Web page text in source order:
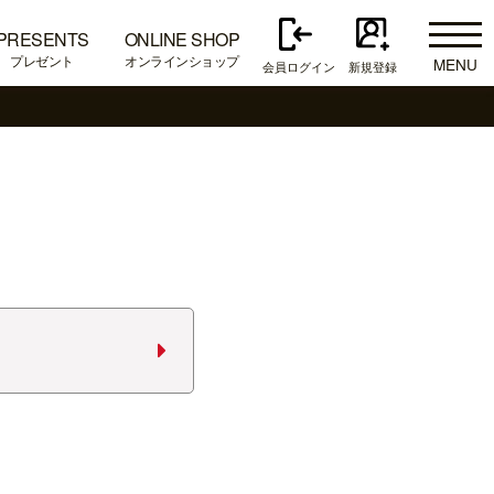
プレゼント
ONLINE SHOP
オンラインショップ 会員ログイン 新規登録 MENU